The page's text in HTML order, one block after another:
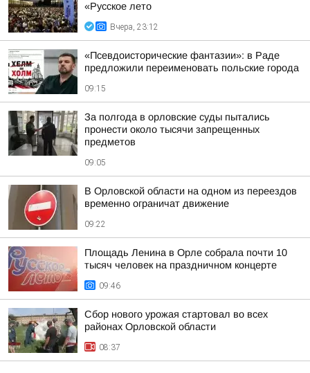
«Русское лето
Вчера, 23:12
«Псевдоисторические фантазии»: в Раде
предложили переименовать польские города
09:15
За полгода в орловские суды пытались
пронести около тысячи запрещенных
предметов
09:05
В Орловской области на одном из переездов
временно ограничат движение
09:22
Площадь Ленина в Орле собрала почти 10
тысяч человек на праздничном концерте
09:46
Сбор нового урожая стартовал во всех
районах Орловской области
08:37